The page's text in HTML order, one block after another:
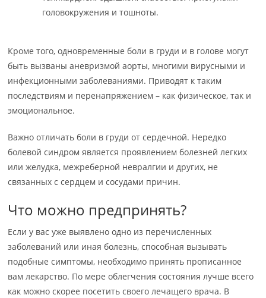
головокружения и тошноты.
Кроме того, одновременные боли в груди и в голове могут
быть вызваны аневризмой аорты, многими вирусными и
инфекционными заболеваниями. Приводят к таким
последствиям и перенапряжением – как физическое, так и
эмоциональное.
Важно отличать боли в груди от сердечной. Нередко
болевой синдром является проявлением болезней легких
или желудка, межреберной невралгии и других, не
связанных с сердцем и сосудами причин.
Что можно предпринять?
Если у вас уже выявлено одно из перечисленных
заболеваний или иная болезнь, способная вызывать
подобные симптомы, необходимо принять прописанное
вам лекарство. По мере облегчения состояния лучше всего
как можно скорее посетить своего лечащего врача. В